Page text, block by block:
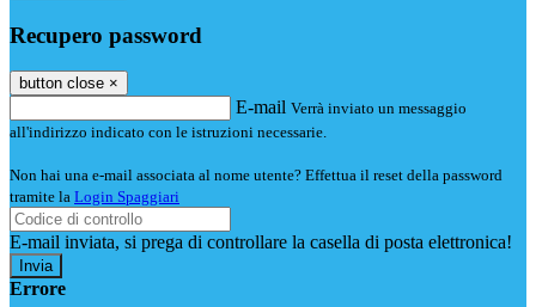
Recupero password
button close ×
E-mail Verrà inviato un messaggio
all'indirizzo indicato con le istruzioni necessarie.
Non hai una e-mail associata al nome utente? Effettua il reset della password
tramite la Login Spaggiari
E-mail inviata, si prega di controllare la casella di posta elettronica!
Errore